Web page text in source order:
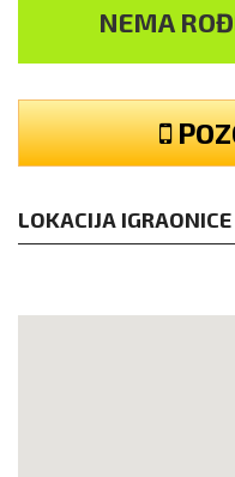
NEMA
LOKACIJA IGRAONICE